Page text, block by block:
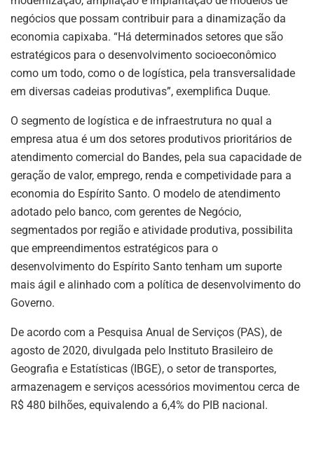
negócios que possam contribuir para a dinamização da
economia capixaba. “Há determinados setores que são
estratégicos para o desenvolvimento socioeconômico
como um todo, como o de logística, pela transversalidade
em diversas cadeias produtivas”, exemplifica Duque.
O segmento de logística e de infraestrutura no qual a
empresa atua é um dos setores produtivos prioritários de
atendimento comercial do Bandes, pela sua capacidade de
geração de valor, emprego, renda e competividade para a
economia do Espírito Santo. O modelo de atendimento
adotado pelo banco, com gerentes de Negócio,
segmentados por região e atividade produtiva, possibilita
que empreendimentos estratégicos para o
desenvolvimento do Espírito Santo tenham um suporte
mais ágil e alinhado com a política de desenvolvimento do
Governo.
De acordo com a Pesquisa Anual de Serviços (PAS), de
agosto de 2020, divulgada pelo Instituto Brasileiro de
Geografia e Estatísticas (IBGE), o setor de transportes,
armazenagem e serviços acessórios movimentou cerca de
R$ 480 bilhões, equivalendo a 6,4% do PIB nacional.